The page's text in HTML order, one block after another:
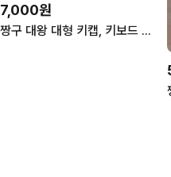
7,000원
짱구 대왕 대형 키캡, 키보드 클릭커